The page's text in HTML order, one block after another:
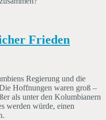
Frieden
Regierung und die
Hoffnungen waren groß –
als unter den Kolumbianern
werden würde, einen